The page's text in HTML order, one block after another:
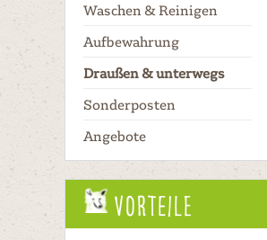
Waschen & Reinigen
Aufbewahrung
Draußen & unterwegs
Sonderposten
Angebote
Vorteile